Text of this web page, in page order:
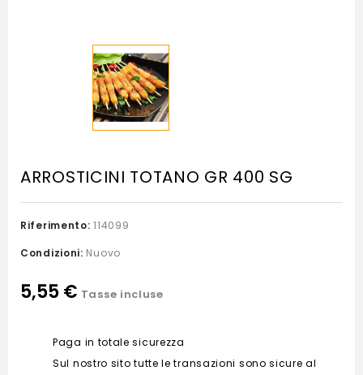
ARROSTICINI TOTANO GR 400 SG
Riferimento: 114099
Condizioni: Nuovo
5,55 € Tasse incluse
Paga in totale sicurezza
Sul nostro sito tutte le transazioni sono sicure al